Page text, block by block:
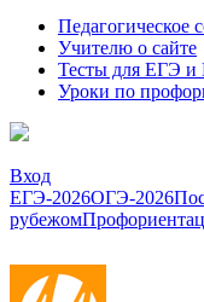
Педагогическое
Учителю о сайте
Тесты для ЕГЭ
Уроки по
Вход
ЕГЭ-2026ОГЭ-2026
рубежом